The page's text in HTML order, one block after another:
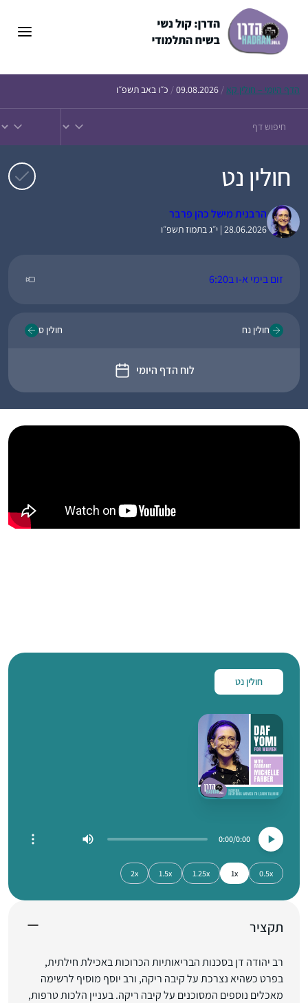
הדף היומי – חולין קא/
09.08.2026
/ כ״ו באב תשפ״ו
חולין נט
הרבנית מישל כהן פרבר
28.06.2026 | י״ג בתמוז תשפ״ו
זום בימי א-ו ב6:20
חולין נח
לוח הדף היומי
חולין ס
חולין נט
0:00
0:00
0.5x
1x
1.25x
1.5x
2x
תקציר
רב יהודה דן בסכנות הבריאותיות הכרוכות באכילת חילתית,
בפרט כשהיא נצרכת על קיבה ריקה, ורב יוסף מוסיף לרשימה
מאכלים נוספים המסוכנים על קיבה ריקה. בעניין הלכות טרפות,